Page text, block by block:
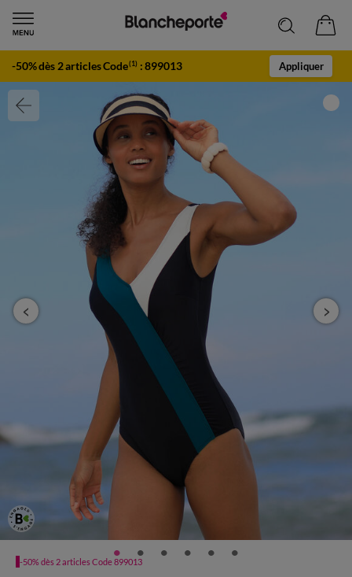
-50% dès 2 articles Code(1) :899013 Appliquer
-50% dès 2 articles Code 899013